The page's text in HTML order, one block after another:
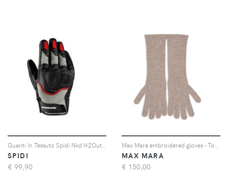
SPIDI
€ 99,90
MAX MARA
€ 150,00